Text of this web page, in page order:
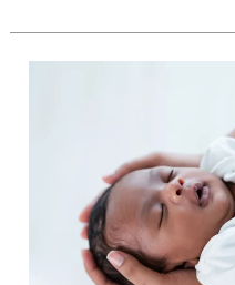
l’amélioration
sommeil